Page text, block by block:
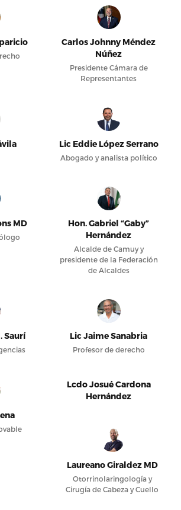
Carlos Johnny Méndez
Núñez
Presidente Cámara de
Representantes
Lic Eddie López Serrano
Abogado y analista político
MD
Hon. Gabriel “Gaby”
Hernández
Alcalde de Camuy y
presidente de la Federación
de Alcaldes
Saurí Lic Jaime Sanabria
Profesor de derecho
Lcdo Josué Cardona
Hernández
Laureano Giraldez MD
Otorrinolaringología y
Cirugía de Cabeza y Cuello